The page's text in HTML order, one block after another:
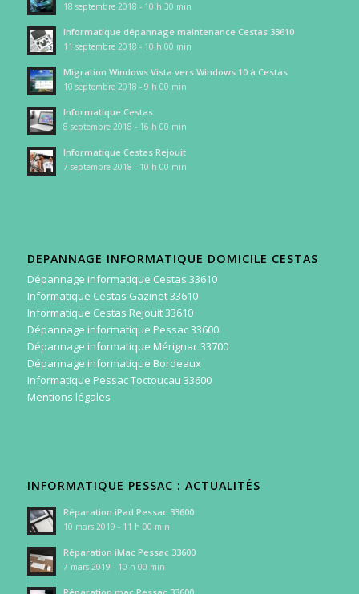
18 septembre 2018 - 10 h 30 min
Informatique dépannage maintenance Cestas 33610
11 septembre 2018 - 10 h 00 min
Migration Windows Vista vers Windows 10 à Cestas
10 septembre 2018 - 9 h 00 min
Informatique Cestas
8 septembre 2018 - 16 h 00 min
Informatique Cestas Rejouit
7 septembre 2018 - 10 h 00 min
DEPANNAGE INFORMATIQUE DOMICILE CESTAS
Dépannage informatique Cestas 33610
Informatique Cestas Gazinet 33610
Informatique Cestas Rejouit 33610
Dépannage informatique Pessac 33600
Dépannage informatique Mérignac 33700
Dépannage informatique Bordeaux
Informatique Pessac Toctoucau 33600
Mentions légales
INFORMATIQUE PESSAC : ACTUALITÉS
Réparation iPad Pessac 33600
10 mars 2019 - 11 h 00 min
Réparation iMac Pessac 33600
7 mars 2019 - 10 h 00 min